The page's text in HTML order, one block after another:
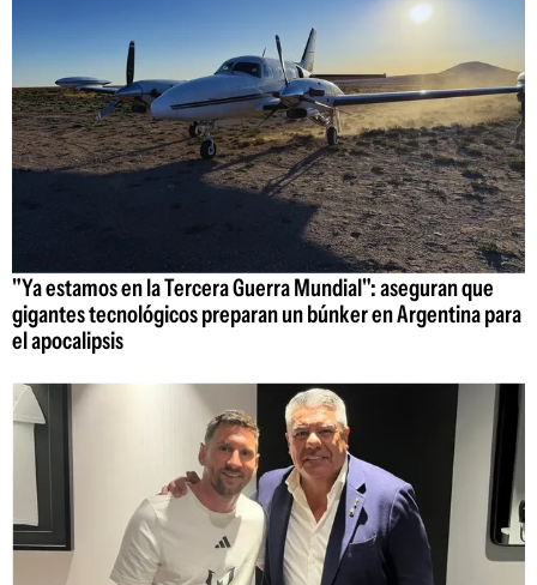
"Ya estamos en la Tercera Guerra Mundial": aseguran que
gigantes tecnológicos preparan un búnker en Argentina para
el apocalipsis